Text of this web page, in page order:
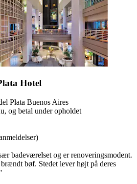
Hotel
Plata Buenos Aires
og betal under opholdet
badeværelset og er renoveringsmodent.
bøf. Stedet lever højt på deres